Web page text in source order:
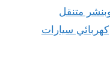
متنقل
كهربائي سيارات